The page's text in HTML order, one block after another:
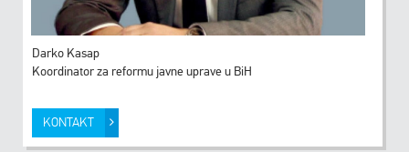
Darko Kasap
Koordinator za reformu javne uprave u BiH
KONTAKT